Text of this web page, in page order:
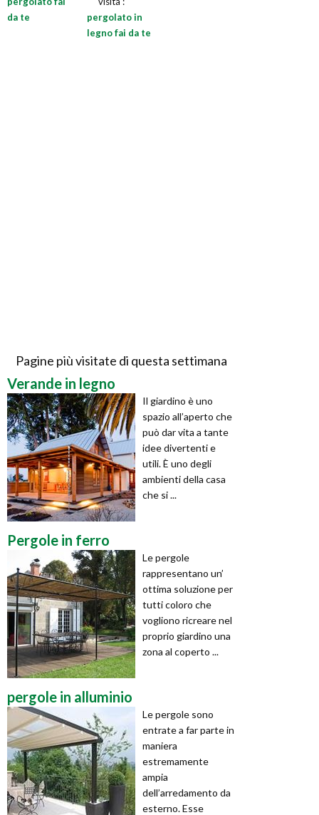
da te
pergolato in
legno fai da te
Pagine più visitate di questa settimana
Verande in legno
Il giardino è uno
spazio all’aperto che
può dar vita a tante
idee divertenti e
utili. È uno degli
ambienti della casa
che si ...
Pergole in ferro
Le pergole
rappresentano un’
ottima soluzione per
tutti coloro che
vogliono ricreare nel
proprio giardino una
zona al coperto ...
pergole in alluminio
Le pergole sono
entrate a far parte in
maniera
estremamente
ampia
dell’arredamento da
esterno. Esse